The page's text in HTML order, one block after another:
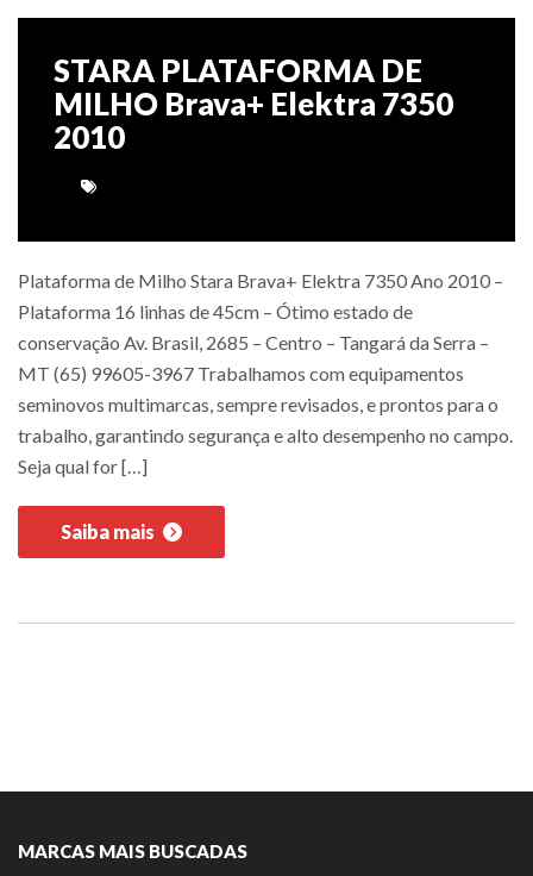
STARA PLATAFORMA DE
MILHO Brava+ Elektra 7350
2010
Plataforma de Milho Stara Brava+ Elektra 7350 Ano 2010 –
Plataforma 16 linhas de 45cm – Ótimo estado de
conservação Av. Brasil, 2685 – Centro – Tangará da Serra –
MT (65) 99605-3967 Trabalhamos com equipamentos
seminovos multimarcas, sempre revisados, e prontos para o
trabalho, garantindo segurança e alto desempenho no campo.
Seja qual for […]
Saiba mais
MARCAS MAIS BUSCADAS